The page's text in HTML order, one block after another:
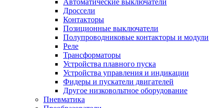
Автоматические выключатели
Дроссели
Контакторы
Позиционные выключатели
Полупроводниковые контакторы и модули
Реле
Трансформаторы
Устройства плавного пуска
Устройства управления и индикации
Фидеры и пускатели двигателей
Другое низковольтное оборудование
Пневматика